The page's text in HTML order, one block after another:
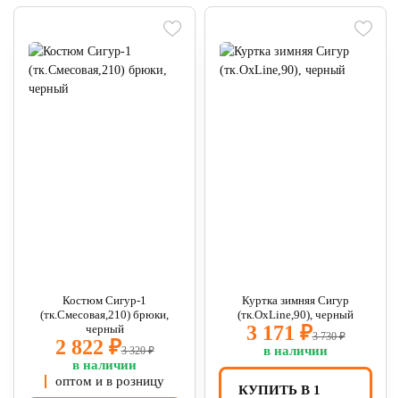
Костюм Сигур-1
(тк.Смесовая,210) брюки,
черный
2 822 ₽3 320 ₽
в наличии
оптом и в розницу
Куртка зимняя Сигур
(тк.OxLine,90), черный
3 171 ₽3 730 ₽
в наличии
КУПИТЬ В 1